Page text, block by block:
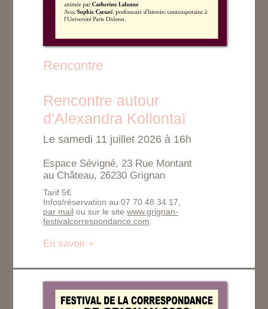
Rencontre
Rencontre autour
d'Alexandra Kollontaï
Le samedi 11 juillet 2026 à 16h
Espace Sévigné, 23 Rue Montant
au Château, 26230 Grignan
Tarif 5€
Infos/réservation au 07 70 48 34 17,
par mail ou sur le sitewww.grignan-
festivalcorrespondance.com
En savoir +